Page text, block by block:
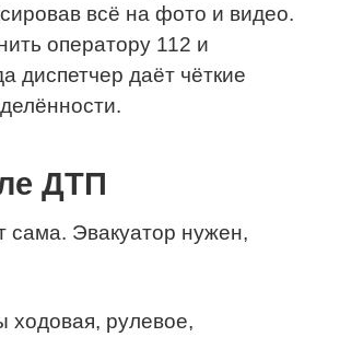
всё на фото и видео.
оператору 112 и
диспетчер даёт чёткие
ДТП
Эвакуатор нужен,
рулевое,